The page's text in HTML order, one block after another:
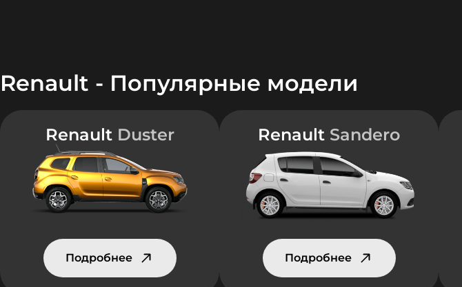
Renault - Популярные модели
Renault Duster
Подробнее
Renault Sandero
Подробнее